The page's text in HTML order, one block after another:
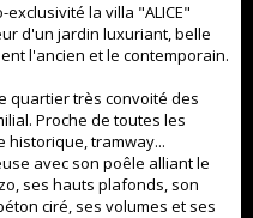
la villa "ALICE"
d'un jardin luxuriant, belle
l'ancien et le contemporain.
quartier très convoité des
Proche de toutes les
historique, tramway...
avec son poêle alliant le
ses hauts plafonds, son
ciré, ses volumes et ses